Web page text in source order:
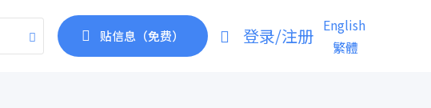
贴信息（免费） 登录/注册 English
繁體